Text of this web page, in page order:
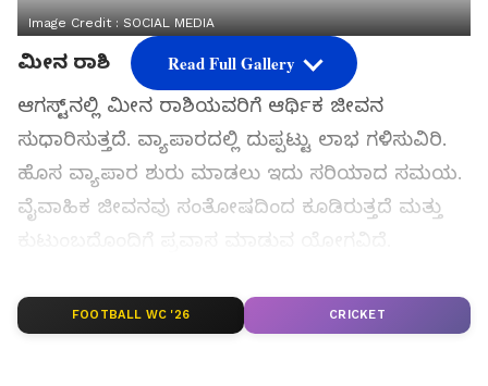
Image Credit :SOCIAL MEDIA
ಮೀನ ರಾಶಿ
ಆಗಸ್ಟ್‌ನಲ್ಲಿ ಮೀನ ರಾಶಿಯವರಿಗೆ ಆರ್ಥಿಕ ಜೀವನ
ಸುಧಾರಿಸುತ್ತದೆ. ವ್ಯಾಪಾರದಲ್ಲಿ ದುಪ್ಪಟ್ಟು ಲಾಭ ಗಳಿಸುವಿರಿ.
ಹೊಸ ವ್ಯಾಪಾರ ಶುರು ಮಾಡಲು ಇದು ಸರಿಯಾದ ಸಮಯ.
ವೈವಾಹಿಕ ಜೀವನವು ಸಂತೋಷದಿಂದ ಕೂಡಿರುತ್ತದೆ ಮತ್ತು
ಸಮಗ್ರ ಸುದ್ದಿ ಮೂಲವನ್ನಾಗಿ asianet suvarna news ಅನ್ನು
ಆಯ್ಕೆ ಮಾಡಿಕೊಳ್ಳಿ
Read Full Gallery
FOOTBALL WC '26 CRICKET